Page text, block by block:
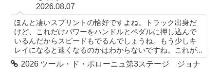
2026.08.07
ほんと凄いスプリントの恰好ですよね。トラック出身だ
けど、これだけパワーをハンドルとペダルに押し込んで
いるんだからスピードもでるんでしょうね。もう少しキ
レイになると速くなるのかはわからないですね。これが...
2026 ツール・ド・ポローニュ第3ステージ ジョナ